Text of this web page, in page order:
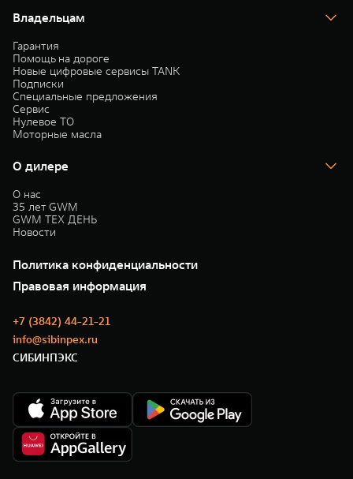
Владельцам
Гарантия
Помощь на дороге
Новые цифровые сервисы TANK
Подписки
Специальные предложения
Сервис
Нулевое ТО
Моторные масла
О дилере
О нас
35 лет GWM
GWM ТЕХ ДЕНЬ
Новости
Политика конфиденциальности
Правовая информация
+7 (3842) 44-21-21
info@sibinpex.ru
СИБИНПЭКС